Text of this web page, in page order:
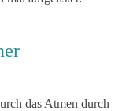
das Atmen durch